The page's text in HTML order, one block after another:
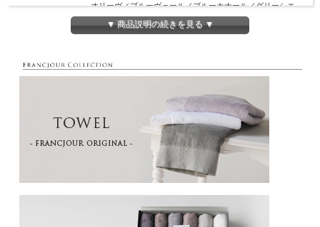
オリーヴ／ブルーヴェール／ブルーカナール／グリーシエ
ル／グリーモーヴ／グレージュ
今治
超長綿のピマコットン「エンジェル」100％のタオルです。
発色の良い滑らかな糸を使うことで、ニュアンスのある色を表現しました。
甘撚りのタオルは、ボリュームを残しながらもとても軽くソフトな風合い。
また、毛羽を内側に巻き込む紡績方法のため、毛羽落ちしにくく、シルクのような
光沢と滑らかさが特徴です。
プロヴァンスの風
▼ 商品説明の続きを見る ▼